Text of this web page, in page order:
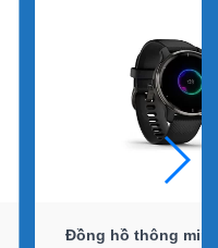
Đồng hồ thông